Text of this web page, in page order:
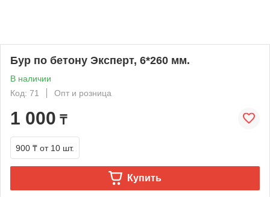
Бур по бетону Эксперт, 6*260 мм.
В наличии
Код: 71
Опт и розница
1 000 ₸
900 ₸ от 10 шт.
Купить